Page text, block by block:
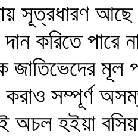
সূত্রধারণ আছে।
করিতে পারে
মূল
করাও সম্পূর্ণ
অচল হইয়া